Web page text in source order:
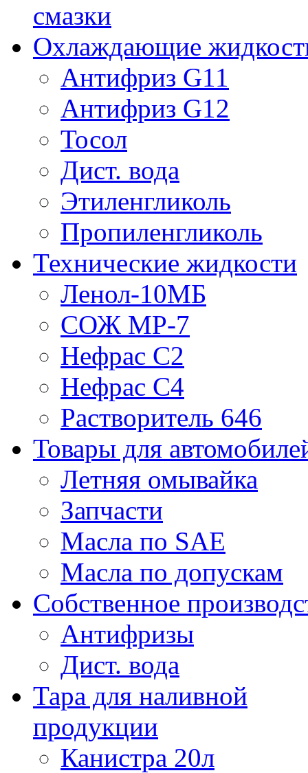
смазки
Охлаждающие
Антифриз G11
Антифриз G12
Тосол
Дист. вода
Этиленгликоль
Пропиленгликоль
Технические жидкости
Ленол-10МБ
СОЖ МР-7
Нефрас С2
Нефрас С4
Растворитель 646
Товары для
Летняя омывайка
Запчасти
Масла по SAE
Масла по допускам
Собственное
Антифризы
Дист. вода
Тара для наливной
продукции
Канистра 20л